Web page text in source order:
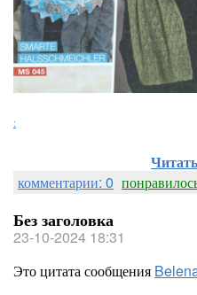
:
комментарии: 0
Без заголовка
23-10-2024 18:31
Это цитата сообщения